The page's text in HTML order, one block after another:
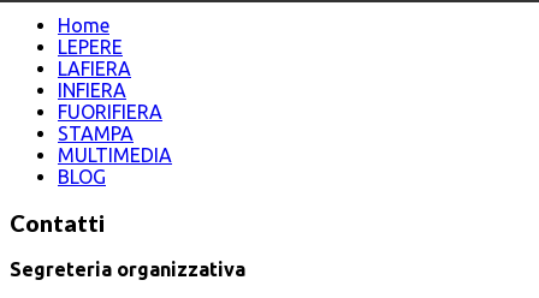
Home
LEPERE
LAFIERA
INFIERA
FUORIFIERA
STAMPA
MULTIMEDIA
BLOG
Contatti
Segreteria organizzativa